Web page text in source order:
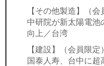
【その他製造】（会
中研院が新太陽電
向上／台湾
【建設】（会員限定）
国泰人寿、台中に